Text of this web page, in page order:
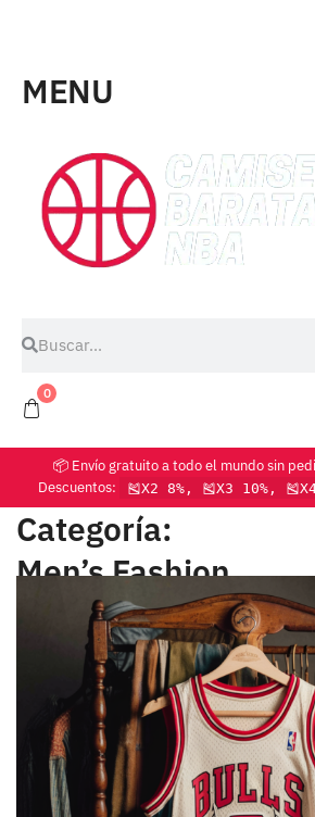
MENU
0
📦 Envío gratuito a todo el mundo sin
Descuentos:
🎽X2 8%, 🎽X3 10%,
Categoría:
Men’s Fashion